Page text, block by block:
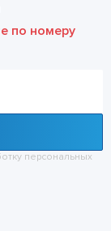
по номеру
персональных